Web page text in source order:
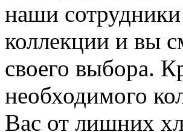
наши
коллекции и вы
своего выбора.
необходимого
Вас от лишних